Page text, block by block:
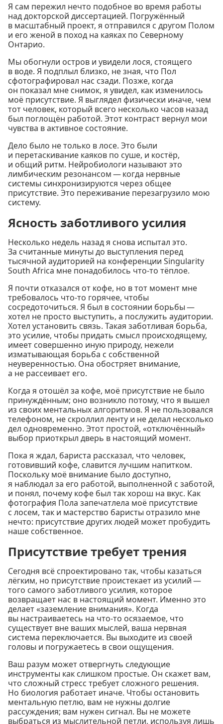
Я сам пережил нечто подобное во время работы
над докторской диссертацией. Погружённый
в масштабный проект, я отправился с другом Полом
и его женой в поход на каяках по Северному
Онтарио.
Мы обогнули остров и увидели лося, стоящего
в воде. Я подплыл близко, не зная, что Пол
сфотографировал нас сзади. Позже, когда
он показал мне снимок, я увидел, как изменилось
моё присутствие. Я выглядел физически иначе, чем
тот человек, который всего несколько часов назад
был поглощён работой. Этот контраст вернул мои
чувства в активное состояние.
Дело было не только в лосе. Это были
и перетаскивание каяков по суше, и костёр,
и общий ритм. Нейробиологи называют это
лимбическим резонансом — когда нервные
системы синхронизируются через общее
присутствие. Это переживание перезагрузило мою
систему.
Ясность заботливого усилия
Несколько недель назад я снова испытал это.
За считанные минуты до выступления перед
тысячной аудиторией на конференции Singularity
South Africa мне понадобилось что-то тёплое.
Я почти отказался от кофе, но в тот момент мне
требовалось что-то горячее, чтобы
сосредоточиться. Я был в состоянии борьбы —
хотел не просто выступить, а послужить аудитории.
Хотел установить связь. Такая заботливая борьба,
это усилие, чтобы придать смысл происходящему,
имеет совершенно иную природу, нежели
изматывающая борьба с собственной
неуверенностью. Она обостряет внимание,
а не рассеивает его.
Когда я отошёл за кофе, моё присутствие не было
принуждённым; оно возникло потому, что я вышел
из своих ментальных алгоритмов. Я не пользовался
телефоном, не скроллил ленту и не делал несколько
дел одновременно. Этот простой, «отключённый»
выбор приоткрыл дверь в настоящий момент.
Пока я ждал, бариста рассказал, что человек,
готовивший кофе, славится лучшим напитком.
Поскольку моё внимание было доступно,
я наблюдал за его работой, выполненной с заботой,
и понял, почему кофе был так хорош на вкус. Как
фотография Пола запечатлела моё присутствие
с лосем, так и мастерство баристы отразило мне
нечто: присутствие других людей может пробудить
наше собственное.
Присутствие требует трения
Сегодня всё спроектировано так, чтобы казаться
лёгким, но присутствие проистекает из усилий —
того самого заботливого усилия, которое
возвращает нас в настоящий момент. Именно это
делает «заземление внимания». Когда
вы настраиваетесь на что-то осязаемое, что
существует вне ваших мыслей, ваша нервная
система переключается. Вы выходите из своей
головы и погружаетесь в свои ощущения.
Ваш разум может отвергнуть следующие
инструменты как слишком простые. Он скажет вам,
что сложный стресс требует сложного решения.
Но биология работает иначе. Чтобы остановить
ментальную петлю, вам не нужны долгие
рассуждения; вам нужен сигнал. Вы не можете
выбраться из мыслительной петли, используя лишь